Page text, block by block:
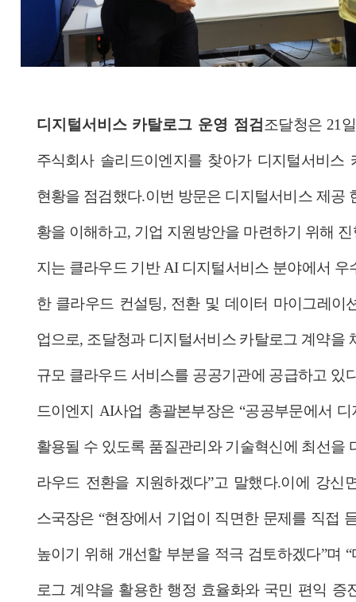
디지털서비스 카탈로그 운영 점검 조달청은 21
주식회사 솔리드이엔지를 찾아가 디지털서비스
현황을 점검했다.이번 방문은 디지털서비스 제공
황을 이해하고, 기업 지원방안을 마련하기 위해
지는 클라우드 기반 AI 디지털서비스 분야에서 우
한 클라우드 컨설팅, 전환 및 데이터 마이그레이
업으로, 조달청과 디지털서비스 카탈로그 계약을
규모 클라우드 서비스를 공공기관에 공급하고 있
드이엔지 AI사업 총괄본부장은 “공공부문에서
활용될 수 있도록 품질관리와 기술혁신에 최선을
라우드 전환을 지원하겠다”고 말했다.이에 강신
스국장은 “현장에서 기업이 직면한 문제를 직접
높이기 위해 개선할 부분을 적극 검토하겠다”며
로그 계약을 활용한 행정 효율화와 국민 편익 증